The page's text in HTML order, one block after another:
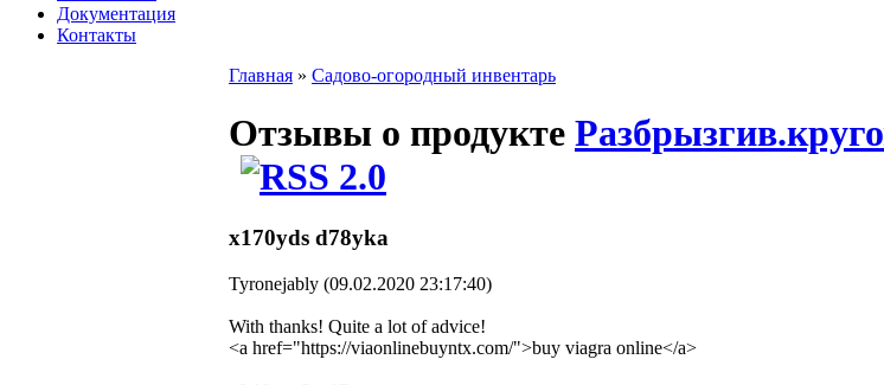
Документация
Контакты
Главная » Садово-огородный инвентарь
Отзывы о продукте
x170yds d78yka
Tyronejably (09.02.2020 23:17:40)
With thanks! Quite a lot of advice!
<a href="https://viaonlinebuyntx.com/">buy viagra online</a>